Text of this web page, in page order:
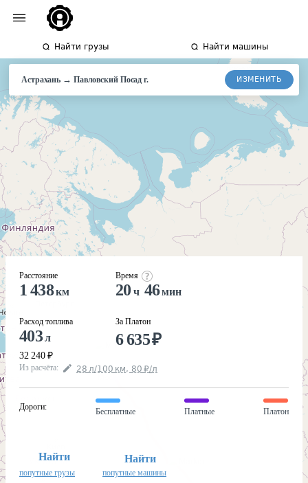
Найти грузы Найти машины
Астрахань → Павловский Посад г. ИЗМЕНИТЬ
Расстояние
1 438км
Расход топлива
403л
32 240 ₽
Время
20 ч 46мин
За Платон
6 635₽
Из расчёта: 28 л/100 км, 80 ₽/л
Дороги:
Бесплатные Платные Платон
Найти
попутные грузы
Найти
попутные машины